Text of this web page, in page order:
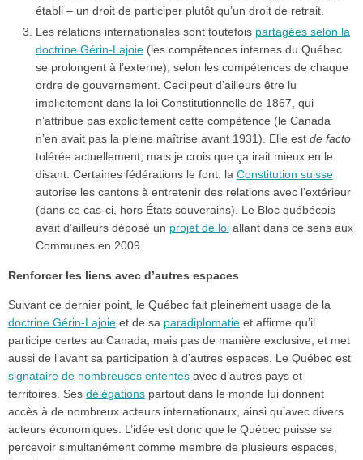
établi – un droit de participer plutôt qu’un droit de retrait.
Les relations internationales sont toutefois partagées selon la
doctrine Gérin-Lajoie(les compétences internes du Québec
se prolongent à l’externe), selon les compétences de chaque
ordre de gouvernement. Ceci peut d’ailleurs être lu
implicitement dans la loi Constitutionnelle de 1867, qui
n’attribue pas explicitement cette compétence (le Canada
n’en avait pas la pleine maîtrise avant 1931). Elle est de facto
tolérée actuellement, mais je crois que ça irait mieux en le
disant. Certaines fédérations le font: la Constitution suisse
autorise les cantons à entretenir des relations avec l’extérieur
(dans ce cas-ci, hors États souverains). Le Bloc québécois
avait d’ailleurs déposé un projet de loiallant dans ce sens aux
Communes en 2009.
Renforcer les liens avec d’autres espaces
Suivant ce dernier point, le Québec fait pleinement usage de la
doctrine Gérin-Lajoie et de sa paradiplomatie et affirme qu’il
participe certes au Canada, mais pas de manière exclusive, et met
aussi de l’avant sa participation à d’autres espaces. Le Québec est
signataire de nombreuses ententes avec d’autres pays et
territoires. Ses délégations partout dans le monde lui donnent
accès à de nombreux acteurs internationaux, ainsi qu’avec divers
acteurs économiques. L’idée est donc que le Québec puisse se
percevoir simultanément comme membre de plusieurs espaces,